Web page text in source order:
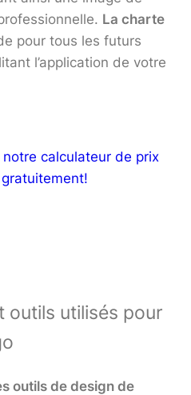
La charte
pour tous les futurs
l’application de votre
calculateur de prix
outils utilisés pour
outils de design de